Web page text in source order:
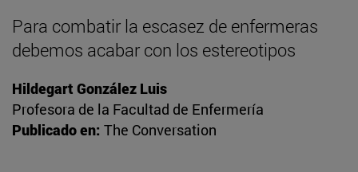
Para combatir la escasez de enfermeras
debemos acabar con los estereotipos
Hildegart González Luis
Profesora de la Facultad de Enfermería
Publicado en: The Conversation